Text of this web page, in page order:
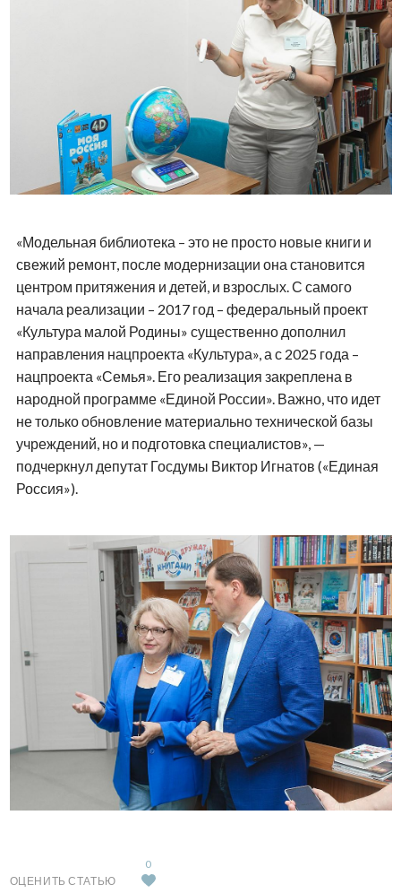
«Модельная библиотека – это не просто новые книги и
свежий ремонт, после модернизации она становится
центром притяжения и детей, и взрослых. С самого
начала реализации – 2017 год – федеральный проект
«Культура малой Родины» существенно дополнил
направления нацпроекта «Культура», а с 2025 года –
нацпроекта «Семья». Его реализация закреплена в
народной программе «Единой России». Важно, что идет
не только обновление материально технической базы
учреждений, но и подготовка специалистов», —
подчеркнул депутат Госдумы Виктор Игнатов («Единая
Россия»).
ОЦЕНИТЬ СТАТЬЮ
0